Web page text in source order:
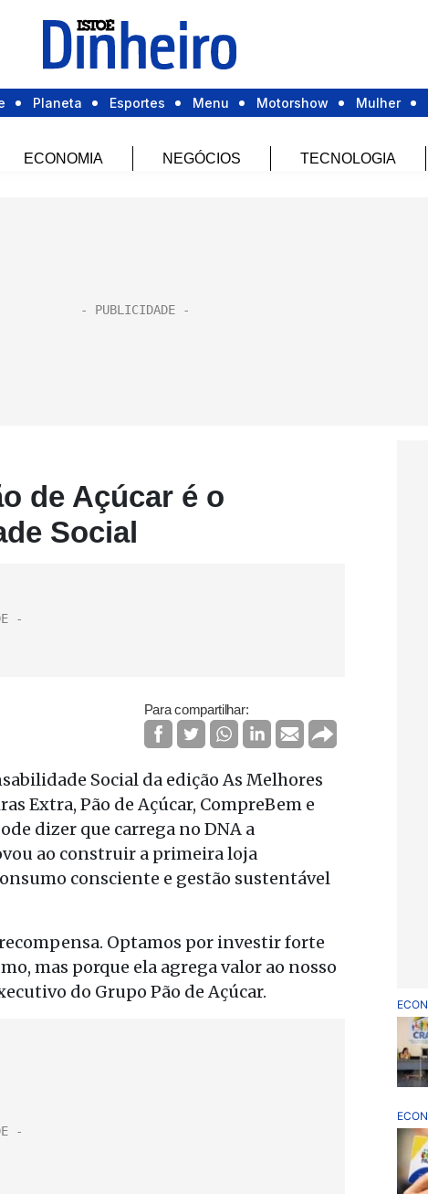
Planeta Esportes Menu Motorshow Mulher
ECONOMIA NEGÓCIOS TECNOLOGIA
de Açúcar é o
Social
Para compartilhar:
Social da edição As Melhores
Extra, Pão de Açúcar, CompreBem e
dizer que carrega no DNA a
ao construir a primeira loja
consciente e gestão sustentável
Optamos por investir forte
mas porque ela agrega valor ao nosso
do Grupo Pão de Açúcar.